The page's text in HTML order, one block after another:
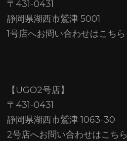
〒431-0431
静岡県湖西市鷲津 5001
1号店へお問い合わせはこちら
【UGO2号店】
〒431-0431
静岡県湖西市鷲津 1063-30
2号店へお問い合わせはこちら